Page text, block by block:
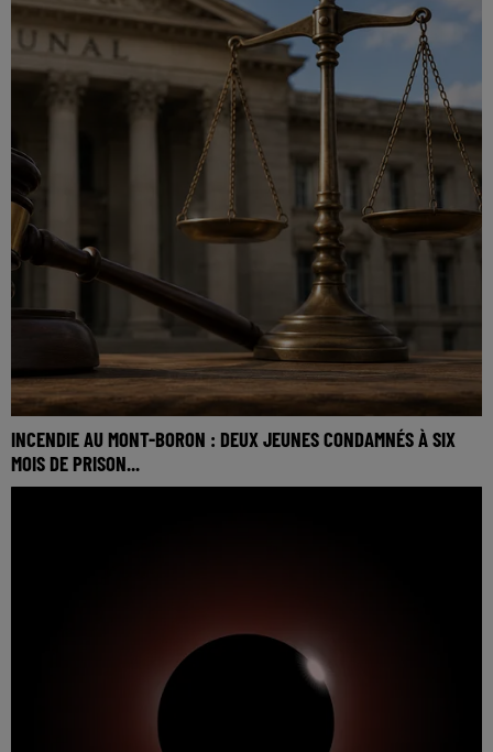
INCENDIE AU MONT-BORON : DEUX JEUNES CONDAMNÉS À SIX
MOIS DE PRISON...